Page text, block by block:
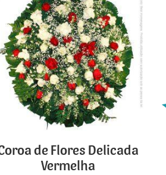
de Flores Delicada
Vermelha